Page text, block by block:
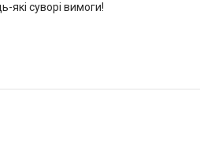
які суворі вимоги!